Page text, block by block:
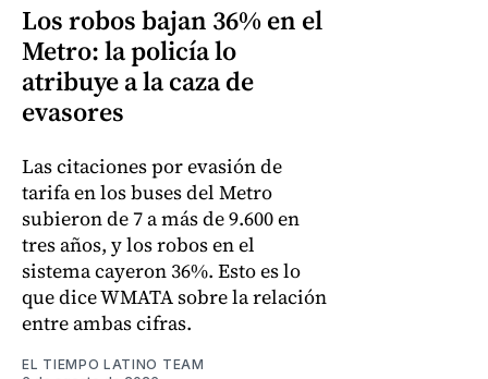
Los robos bajan 36% en el
Metro: la policía lo
atribuye a la caza de
evasores
Las citaciones por evasión de
tarifa en los buses del Metro
subieron de 7 a más de 9.600 en
tres años, y los robos en el
sistema cayeron 36%. Esto es lo
que dice WMATA sobre la relación
entre ambas cifras.
EL TIEMPO LATINO TEAM